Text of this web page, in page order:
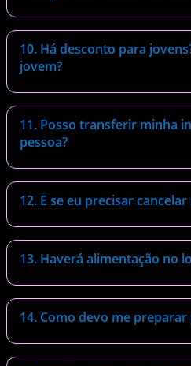
10. Há desconto para
jovem?
11. Posso transferir minha
pessoa?
12. E se eu precisar
13. Haverá alimentação no
14. Como devo me